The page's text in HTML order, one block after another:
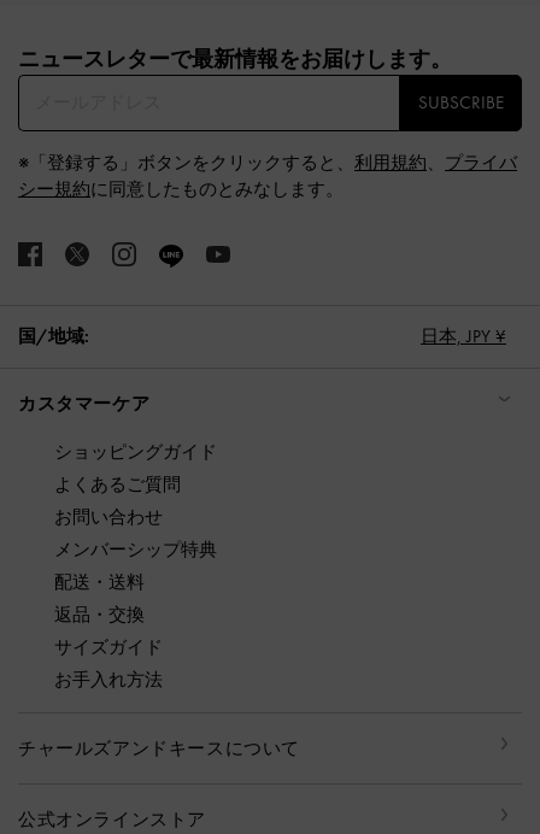
ニュースレターで最新情報をお届けします。​
SUBSCRIBE
※「登録する」ボタンをクリックすると、 利用規約、 プライバ
シー規約に同意したものとみなします。
国/地域: 日本, JPY ¥
カスタマーケア
ショッピングガイド
よくあるご質問
お問い合わせ
メンバーシップ特典
配送・送料
返品・交換
サイズガイド
お手入れ方法
チャールズアンドキースについて
公式オンラインストア